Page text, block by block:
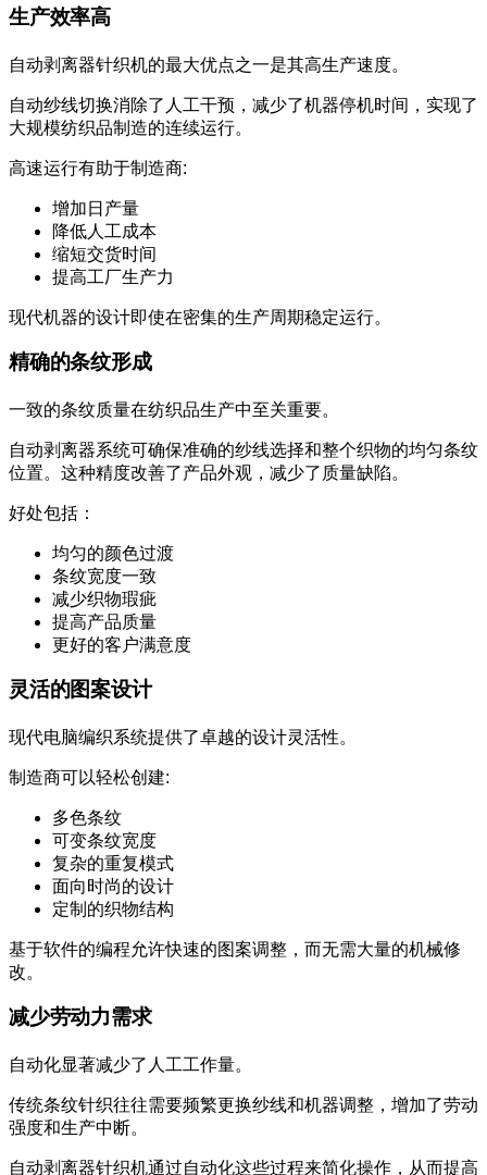
生产效率高
自动剥离器针织机的最大优点之一是其高生产速度。
自动纱线切换消除了人工干预，减少了机器停机时间，实现了
大规模纺织品制造的连续运行。
高速运行有助于制造商:
增加日产量
降低人工成本
缩短交货时间
提高工厂生产力
现代机器的设计即使在密集的生产周期稳定运行。
精确的条纹形成
一致的条纹质量在纺织品生产中至关重要。
自动剥离器系统可确保准确的纱线选择和整个织物的均匀条纹
位置。这种精度改善了产品外观，减少了质量缺陷。
好处包括：
均匀的颜色过渡
条纹宽度一致
减少织物瑕疵
提高产品质量
更好的客户满意度
灵活的图案设计
现代电脑编织系统提供了卓越的设计灵活性。
制造商可以轻松创建:
多色条纹
可变条纹宽度
复杂的重复模式
面向时尚的设计
定制的织物结构
基于软件的编程允许快速的图案调整，而无需大量的机械修
改。
减少劳动力需求
自动化显著减少了人工工作量。
传统条纹针织往往需要频繁更换纱线和机器调整，增加了劳动
强度和生产中断。
自动剥离器针织机通过自动化这些过程来简化操作，从而提高